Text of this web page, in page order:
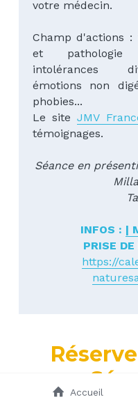
votre médecin.
Champ d'actions
et pathologie
intolérances
émotions non
phobies...
Le site JMV
témoignages.
Séance en
INFOS : |
https://
Accueil